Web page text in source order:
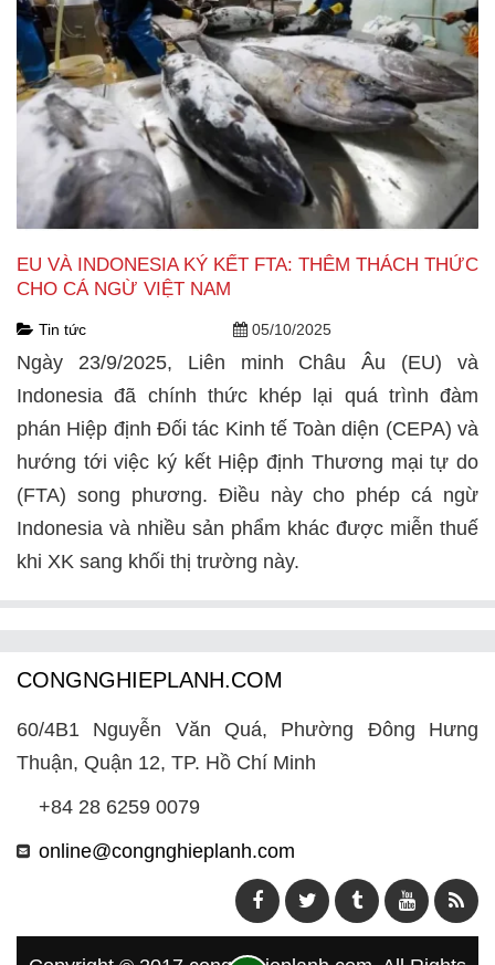
EU VÀ INDONESIA KÝ KẾT FTA: THÊM THÁCH THỨC
CHO CÁ NGỪ VIỆT NAM
Tin tức 05/10/2025
Ngày 23/9/2025, Liên minh Châu Âu (EU) và
Indonesia đã chính thức khép lại quá trình đàm
phán Hiệp định Đối tác Kinh tế Toàn diện (CEPA) và
hướng tới việc ký kết Hiệp định Thương mại tự do
(FTA) song phương. Điều này cho phép cá ngừ
Indonesia và nhiều sản phẩm khác được miễn thuế
khi XK sang khối thị trường này.
CONGNGHIEPLANH.COM
60/4B1 Nguyễn Văn Quá, Phường Đông Hưng
Thuận, Quận 12, TP. Hồ Chí Minh
+84 28 6259 0079
online@congnghieplanh.com